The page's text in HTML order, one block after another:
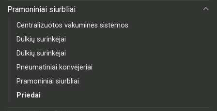
Pramoniniai siurbliai
Centralizuotos vakuminės sistemos
Dulkių surinkėjai
Dulkių surinkėjai
Pneumatiniai konvėjeriai
Pramoniniai siurbliai
Priedai